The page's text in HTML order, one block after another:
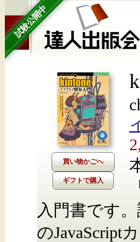
試験公開中
ギフトで購入
入門書です
のJavaScript